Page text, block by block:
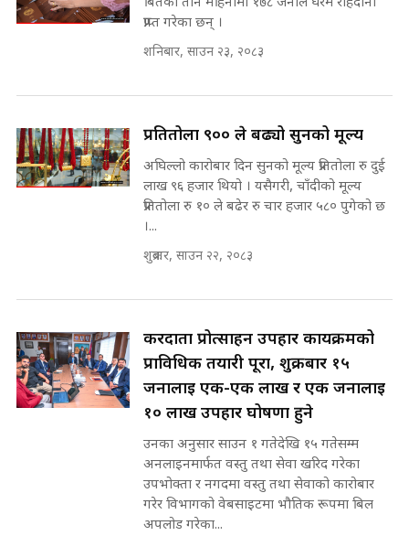
SIDHAKURA
इनड्राइभ || SIDHAKURA ||
राष्ट्रिय सवालमा ९ दल एकजुट ||
Prachanda, Rabi, Gagan Stand
SIDHAKURA ||
भनिन्–साथ दिनुहोस्, दबाब होइन ||
Sidhakura || Pratibha Rawal
Waterfall of Rasuwa ||
SIDHAKURA ||
पोप्पोको पासोः कमाउने लोभमा घरबार नै
उठिबास | The Dark Side of
INVESTIGATION
मन्त्री आउने बित्तिकै सुरु भएको थियो
घुसको डिल || Raj Kumar Gupta ||
SIDHAKURA ||
भूमिसुधार मन्त्रीलाई जोगाइदै ! ||
७८ लाख घुस खाने मन्त्री ! जोगाउने
प्रधानमन्त्री ? || SIDHAKURA ||
SIDHAKURA INVESTIGATION
||
मन्त्री र पूर्व मन्त्रीको ७८ लाख घुस डिलको
अडियो | FULL AUDIO |
SIDHAKURA |
प्राप्त गरेका छन् ।
शनिबार, साउन २३, २०८३
प्रतितोला ९०० ले बढ्यो सुनको मूल्य
अघिल्लो कारोबार दिन सुनको मूल्य प्रतितोला रु दुई
लाख ९६ हजार थियो । यसैगरी, चाँदीको मूल्य
प्रतितोला रु १० ले बढेर रु चार हजार ५८० पुगेको छ
।...
शुक्रबार, साउन २२, २०८३
करदाता प्रोत्साहन उपहार कार्यक्रमको
प्राविधिक तयारी पूरा, शुक्रबार १५
जनालाई एक-एक लाख र एक जनालाई
१० लाख उपहार घोषणा हुने
उनका अनुसार साउन १ गतेदेखि १५ गतेसम्म
अनलाइनमार्फत वस्तु तथा सेवा खरिद गरेका
उपभोक्ता र नगदमा वस्तु तथा सेवाको कारोबार
गरेर विभागको वेबसाइटमा भौतिक रूपमा बिल
अपलोड गरेका...